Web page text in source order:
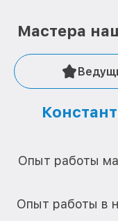
Мастера
Опыт работы
Опыт работы в